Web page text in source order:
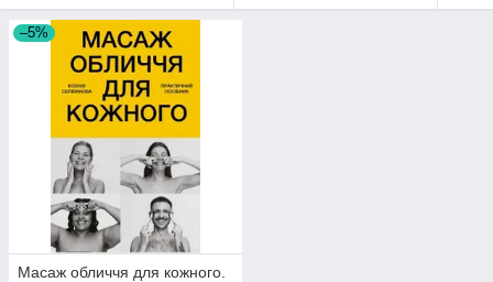
–5%
Масаж обличчя для кожного.